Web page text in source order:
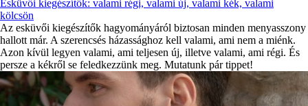
Esküvői kiegészítők: valami régi, valami új, valami kék, valami
kölcsön
Az esküvői kiegészítők hagyományáról biztosan minden menyasszony
hallott már. A szerencsés házassághoz kell valami, ami nem a miénk.
Azon kívül legyen valami, ami teljesen új, illetve valami, ami régi. És
persze a kékről se feledkezzünk meg. Mutatunk pár tippet!